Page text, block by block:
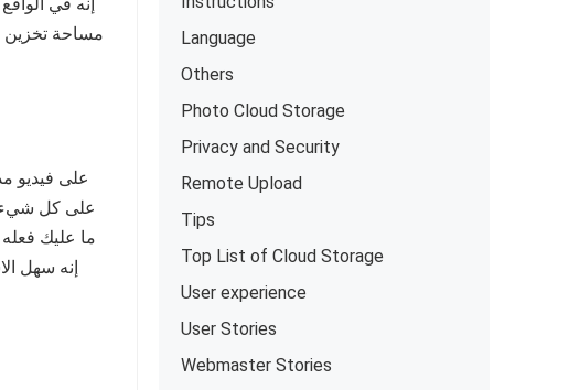
مساحة تخزين
ما عليك
Language
Others
Photo Cloud Storage
Privacy and Security
Remote Upload
Tips
Top List of Cloud Storage
User experience
User Stories
Webmaster Stories